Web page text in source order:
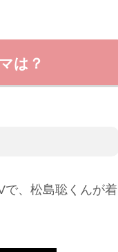
は？
で、松島聡くんが着